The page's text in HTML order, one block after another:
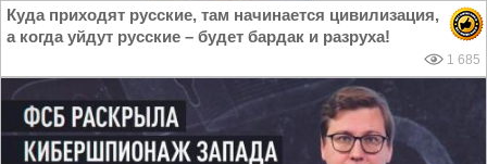
Куда приходят русские, там начинается цивилизация,
а когда уйдут русские – будет бардак и разруха!
1 685